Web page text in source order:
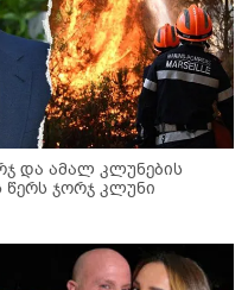
და ამალ კლუნების
წერს ჯორჯ კლუნი